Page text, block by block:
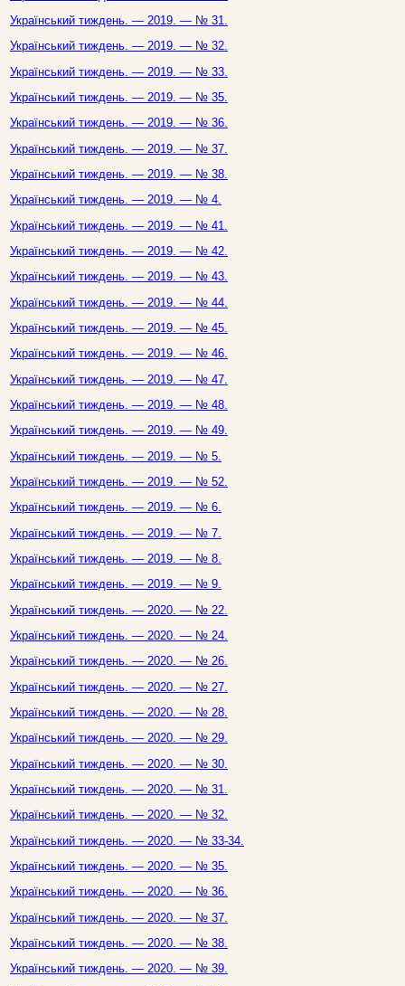
Український тиждень. — 2019. — № 31.
Український тиждень. — 2019. — № 32.
Український тиждень. — 2019. — № 33.
Український тиждень. — 2019. — № 35.
Український тиждень. — 2019. — № 36.
Український тиждень. — 2019. — № 37.
Український тиждень. — 2019. — № 38.
Український тиждень. — 2019. — № 4.
Український тиждень. — 2019. — № 41.
Український тиждень. — 2019. — № 42.
Український тиждень. — 2019. — № 43.
Український тиждень. — 2019. — № 44.
Український тиждень. — 2019. — № 45.
Український тиждень. — 2019. — № 46.
Український тиждень. — 2019. — № 47.
Український тиждень. — 2019. — № 48.
Український тиждень. — 2019. — № 49.
Український тиждень. — 2019. — № 5.
Український тиждень. — 2019. — № 52.
Український тиждень. — 2019. — № 6.
Український тиждень. — 2019. — № 7.
Український тиждень. — 2019. — № 8.
Український тиждень. — 2019. — № 9.
Український тиждень. — 2020. — № 22.
Український тиждень. — 2020. — № 24.
Український тиждень. — 2020. — № 26.
Український тиждень. — 2020. — № 27.
Український тиждень. — 2020. — № 28.
Український тиждень. — 2020. — № 29.
Український тиждень. — 2020. — № 30.
Український тиждень. — 2020. — № 31.
Український тиждень. — 2020. — № 32.
Український тиждень. — 2020. — № 33-34.
Український тиждень. — 2020. — № 35.
Український тиждень. — 2020. — № 36.
Український тиждень. — 2020. — № 37.
Український тиждень. — 2020. — № 38.
Український тиждень. — 2020. — № 39.